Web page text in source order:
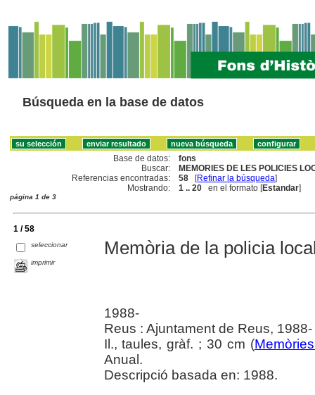
Búsqueda en la base de datos
Base de datos:
fons
Buscar:
MEMORIES DE LES POLICIES
Referencias encontradas:
58 [Refinar la búsqueda]
Mostrando:
1 .. 20 en el formato [Estandar]
página 1 de 3
1 / 58
seleccionar
imprimir
Memòria de la policia
1988-
Reus : Ajuntament de Reus, 1988-
Il., taules, gràf. ; 30 cm (
Anual.
Descripció basada en: 1988.